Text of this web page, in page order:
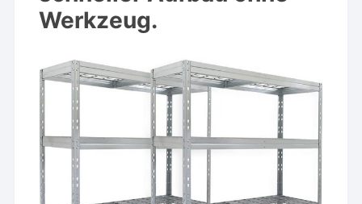
Werkzeug.